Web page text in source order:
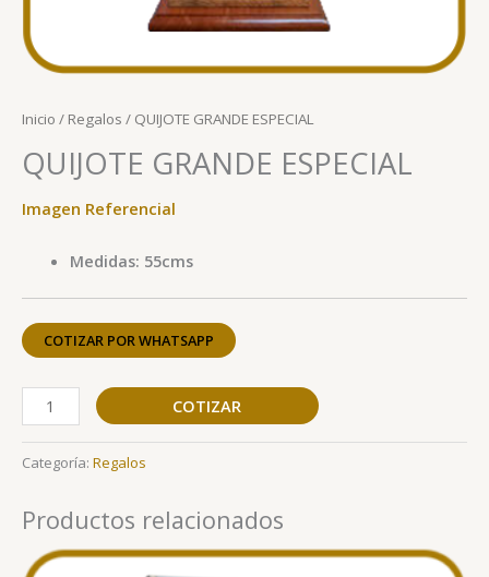
Inicio / Regalos / QUIJOTE GRANDE ESPECIAL
QUIJOTE GRANDE ESPECIAL
Imagen Referencial
Medidas: 55cms
COTIZAR POR WHATSAPP
COTIZAR
Categoría: Regalos
Productos relacionados